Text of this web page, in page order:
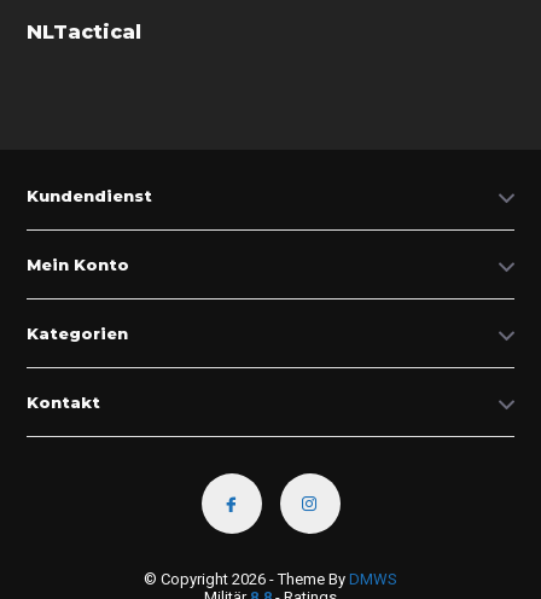
NLTactical
Kundendienst
Mein Konto
Kategorien
Kontakt
© Copyright 2026 - Theme By DMWS